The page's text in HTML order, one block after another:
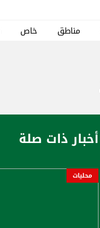
مناطق خاص
أخبار ذات صلة
محليات